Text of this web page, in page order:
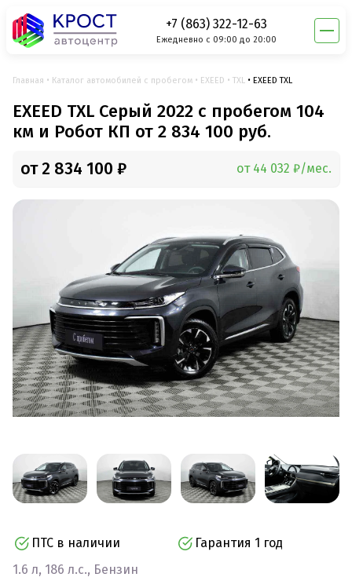
+7 (863) 322-12-63
Ежедневно с 09:00 до 20:00
Главная Каталог автомобилей с пробегом EXEED TXL EXEED TXL
EXEED TXL Серый 2022 с пробегом 104
км и Робот КП от 2 834 100 руб.
от 2 834 100 ₽ от 44 032 ₽/мес.
ПТС в наличии
Гарантия 1 год
1.6 л, 186 л.с., Бензин